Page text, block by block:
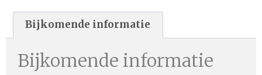
Bijkomende informatie
Bijkomende informatie